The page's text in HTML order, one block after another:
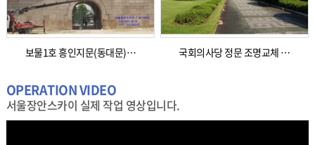
보물1호 흥인지문(동대문)… 국회의사당 정문 조명교체 …
OPERATION VIDEO
서울장안스카이 실제 작업 영상입니다.